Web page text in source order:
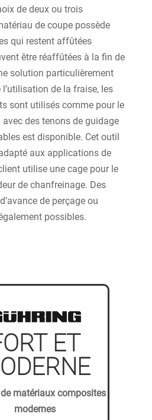
de deux ou trois
de coupe possède
qui restent affûtées
être réaffûtées à la fin de
solution particulièrement
de la fraise, les
sont utilisés comme pour le
des tenons de guidage
est disponible. Cet outil
aux applications de
utilise une cage pour le
de chanfreinage. Des
de perçage ou
possibles.
ET
matériaux composites
modernes